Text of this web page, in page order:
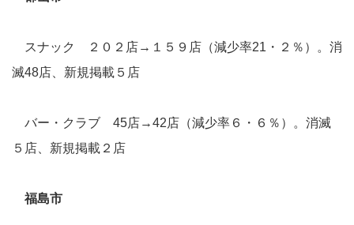
スナック ２０２店→１５９店（減少率21・２％）。消
滅48店、新規掲載５店
バー・クラブ 45店→42店（減少率６・６％）。消滅
５店、新規掲載２店
福島市